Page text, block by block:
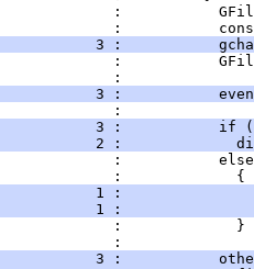
:
:
3 :
:
:
3 :
:
3 :           if
2 :
:           else
:             {
1 :
1 :
:             }
:
3 :